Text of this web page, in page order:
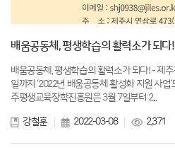
배움공동체, 평생학습의 활력소가 되다!
배움공동체, 평생학습의 활력소가 되다! - 제주평생교육장학진흥원, 3월 7일부터 25
일까지 ‘2022년 배움공동체 활성화 지원 사업’모집
주평생교육장학진흥원은 3월 7일부터 2...
강철훈 2022-03-08 2,371